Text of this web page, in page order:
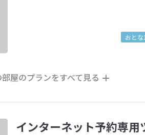
おとな
部屋のプランをすべて見る
インターネット予約専用